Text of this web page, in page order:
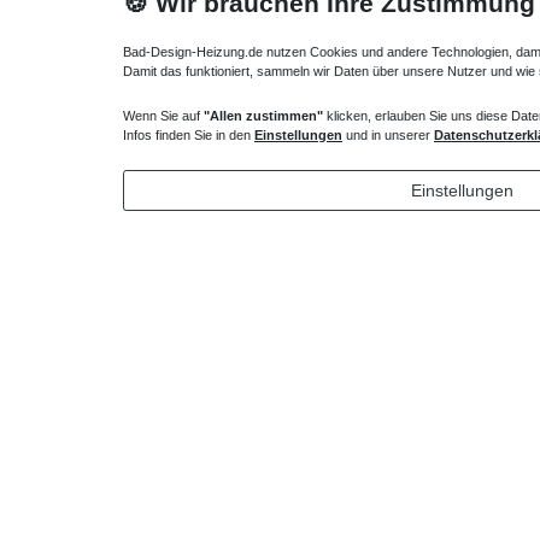
Bad-Design-Heizung.de nutzen Cookies und andere Technologien,
Damit das funktioniert, sammeln wir Daten über unsere Nutzer und
Wenn Sie auf "Allen zustimmen" klicken, erlauben Sie uns diese
Infos finden Sie in den Einstellungen und in unserer
Einstellungen